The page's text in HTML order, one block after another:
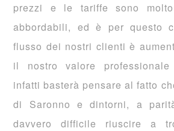
prezzi e le tariffe sono
abbordabili, ed è per questo
flusso dei nostri clienti è
il nostro valore professionale
infatti basterà pensare al fatto
di Saronno e dintorni, a
davvero difficile riuscire a